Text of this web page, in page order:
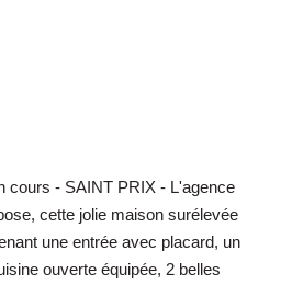
cours - SAINT PRIX - L'agence
cette jolie maison surélevée
une entrée avec placard, un
ouverte équipée, 2 belles